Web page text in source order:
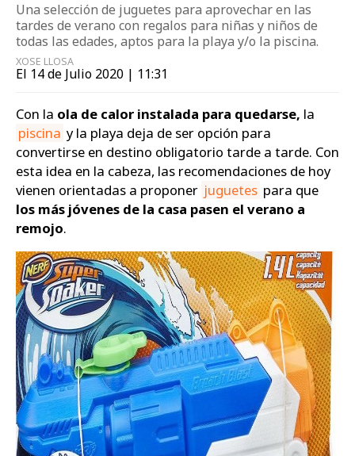
Móviles
Niños
Tablets
Tecnología
Videojuegos
Zapatos
Una selección de juguetes para aprovechar en las
tardes de verano con regalos para niñas y niños de
todas las edades, aptos para la playa y/o la piscina.
XOSE LLOSA
El 14 de Julio 2020 | 11:31
Con la ola de calor instalada para quedarse, la
piscina y la playa deja de ser opción para
convertirse en destino obligatorio tarde a tarde. Con
esta idea en la cabeza, las recomendaciones de hoy
vienen orientadas a proponer juguetes para que
los más jóvenes de la casa pasen el verano a
remojo.